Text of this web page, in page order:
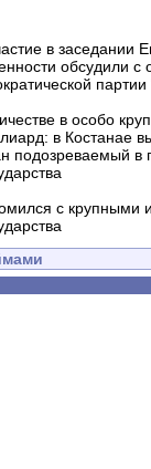
в заседании
обсудили с
в особо
в Костанае
подозреваемый в
с крупными